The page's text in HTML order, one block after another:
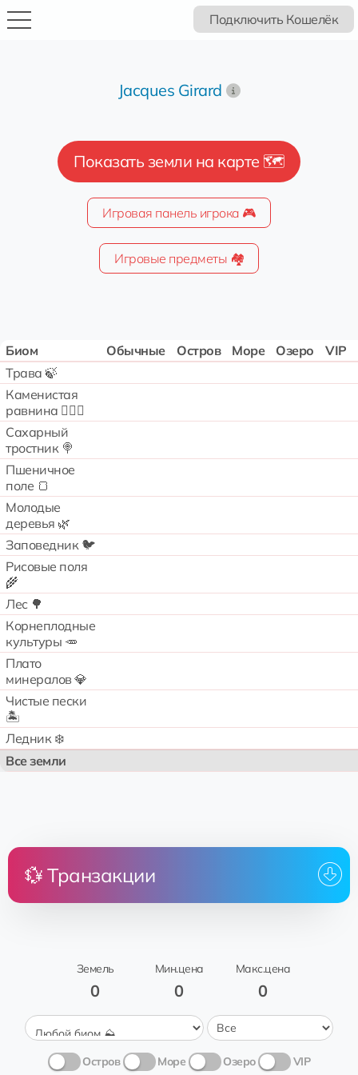
Подключить Кошелёк
Jacques Girard
Показать земли на карте 🗺️
Игровая панель игрока 🎮
Игровые предметы 🏘️
Биом Обычные Остров Море Озеро
VIP
Трава 🍃
Каменистая
равнина 🧗🏻‍♂️
Сахарный
тростник 🍭
Пшеничное
поле 🍞
Молодые
деревья 🌿
Заповедник 🐦
Рисовые поля
🌾
Лес 🌳
Корнеплодные
культуры 🥕
Плато
минералов 💎
Чистые пески
🏝️
Ледник ❄️
Все земли
💱 Транзакции
Земель
0
Мин.цена
0
Макс.цена
0
Остров Море Озеро VIP